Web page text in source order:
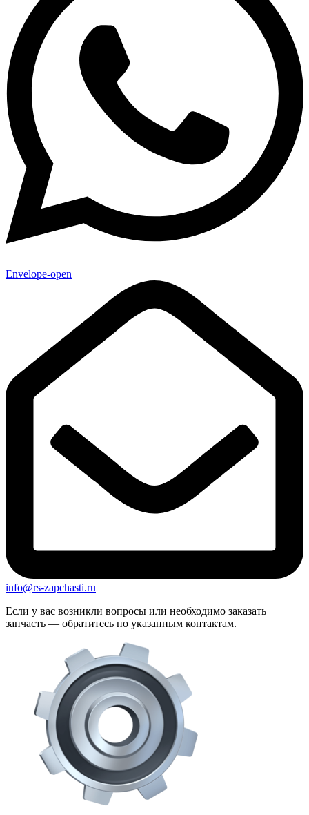
Envelope-open
info@rs-zapchasti.ru
Если у вас возникли вопросы или необходимо заказать
запчасть — обратитесь по указанным контактам.